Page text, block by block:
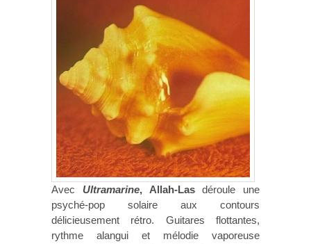
Avec Ultramarine, Allah-Lasdéroule une
psyché-pop solaire aux contours
délicieusement rétro. Guitares flottantes,
rythme alangui et mélodie vaporeuse